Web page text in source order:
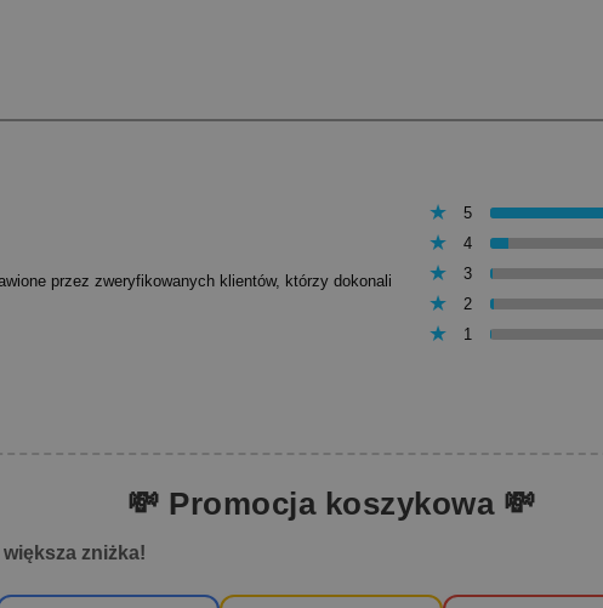
przez zweryfikowanych klientów, którzy dokonali
5
4
3
2
1
💸 Promocja koszykowa 💸
większa zniżka!